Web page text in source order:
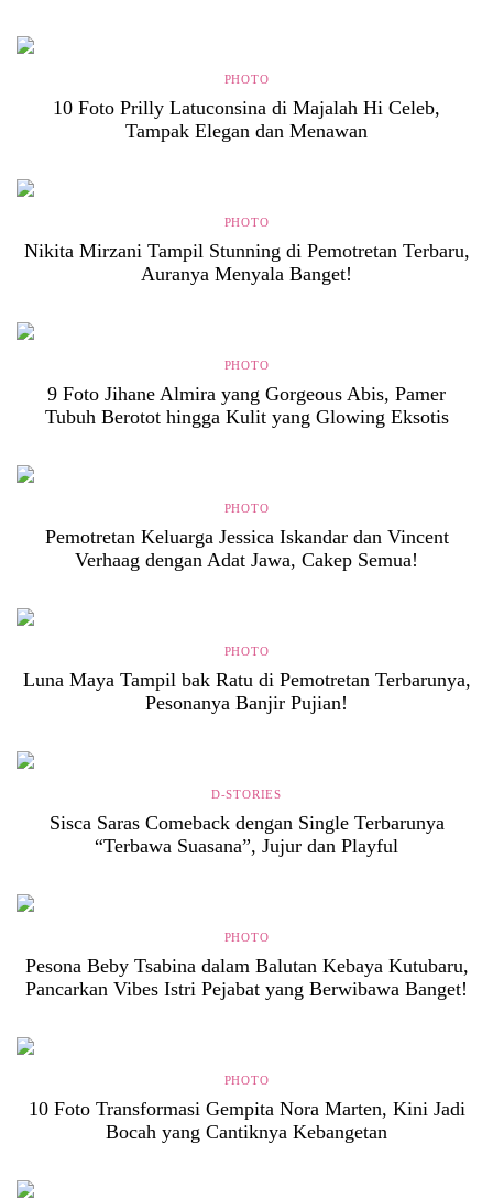
PHOTO
10 Foto Prilly Latuconsina di Majalah Hi Celeb,
Tampak Elegan dan Menawan
PHOTO
Nikita Mirzani Tampil Stunning di Pemotretan Terbaru,
Auranya Menyala Banget!
PHOTO
9 Foto Jihane Almira yang Gorgeous Abis, Pamer
Tubuh Berotot hingga Kulit yang Glowing Eksotis
PHOTO
Pemotretan Keluarga Jessica Iskandar dan Vincent
Verhaag dengan Adat Jawa, Cakep Semua!
PHOTO
Luna Maya Tampil bak Ratu di Pemotretan Terbarunya,
Pesonanya Banjir Pujian!
D-STORIES
Sisca Saras Comeback dengan Single Terbarunya
“Terbawa Suasana”, Jujur dan Playful
PHOTO
Pesona Beby Tsabina dalam Balutan Kebaya Kutubaru,
Pancarkan Vibes Istri Pejabat yang Berwibawa Banget!
PHOTO
10 Foto Transformasi Gempita Nora Marten, Kini Jadi
Bocah yang Cantiknya Kebangetan